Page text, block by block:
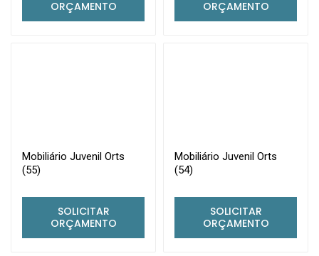
ORÇAMENTO
ORÇAMENTO
Mobiliário Juvenil Orts
(55)
SOLICITAR
ORÇAMENTO
Mobiliário Juvenil Orts
(54)
SOLICITAR
ORÇAMENTO